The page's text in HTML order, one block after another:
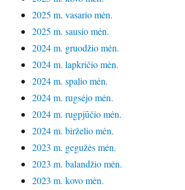
2025 m. vasario mėn.
2025 m. sausio mėn.
2024 m. gruodžio mėn.
2024 m. lapkričio mėn.
2024 m. spalio mėn.
2024 m. rugsėjo mėn.
2024 m. rugpjūčio mėn.
2024 m. birželio mėn.
2023 m. gegužės mėn.
2023 m. balandžio mėn.
2023 m. kovo mėn.